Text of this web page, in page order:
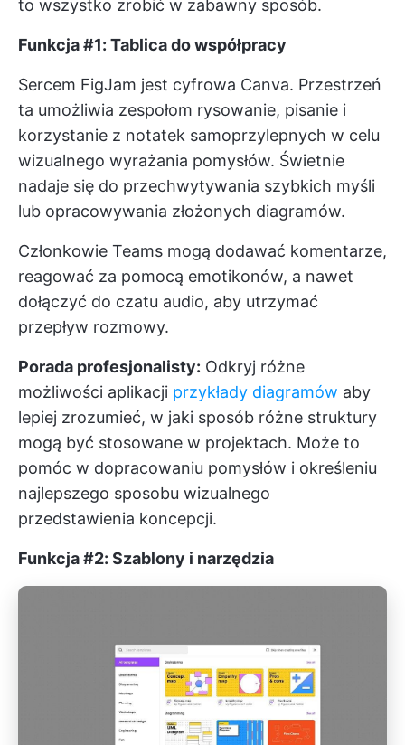
to wszystko zrobić w zabawny sposób.
Funkcja #1: Tablica do współpracy
Sercem FigJam jest cyfrowa Canva. Przestrzeń
ta umożliwia zespołom rysowanie, pisanie i
korzystanie z notatek samoprzylepnych w celu
wizualnego wyrażania pomysłów. Świetnie
nadaje się do przechwytywania szybkich myśli
lub opracowywania złożonych diagramów.
Członkowie Teams mogą dodawać komentarze,
reagować za pomocą emotikonów, a nawet
dołączyć do czatu audio, aby utrzymać
przepływ rozmowy.
Porada profesjonalisty: Odkryj różne
możliwości aplikacji przykłady diagramów aby
lepiej zrozumieć, w jaki sposób różne struktury
mogą być stosowane w projektach. Może to
pomóc w dopracowaniu pomysłów i określeniu
najlepszego sposobu wizualnego
przedstawienia koncepcji.
Funkcja #2: Szablony i narzędzia